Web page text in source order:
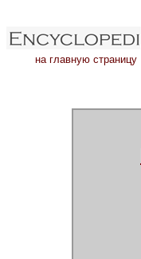
на главную страницу